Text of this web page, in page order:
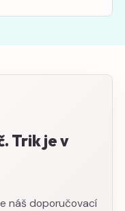
Trik je v
náš doporučovací